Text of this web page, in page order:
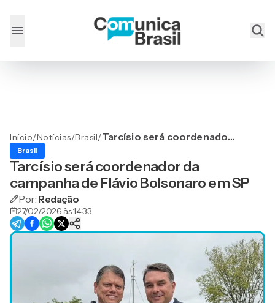
Início/Notícias/Brasil/Tarcísio será coordenador
Bolsonaro em SP
Brasil
Tarcísio será coordenador da
campanha de Flávio Bolsonaro em SP
Por: Redação
27/02/2026 às 14:33